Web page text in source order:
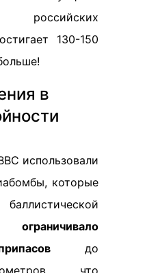
130-150
в
использовали
которые
ограничивало
до
что